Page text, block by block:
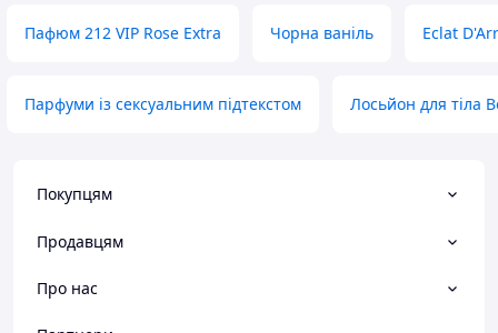
Пафюм 212 VIP Rose Extra Чорна ваніль Eclat
Парфуми із сексуальним підтекстом Лосьйон для тіла
Покупцям
Продавцям
Про нас